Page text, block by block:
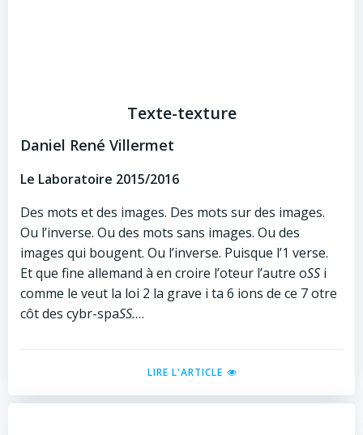
Texte-texture
Daniel René Villermet
Le Laboratoire 2015/2016
Des mots et des images. Des mots sur des images.
Ou l’inverse. Ou des mots sans images. Ou des
images qui bougent. Ou l’inverse. Puisque l’1 verse.
Et que fine allemand à en croire l’oteur l’autre oSS i
comme le veut la loi 2 la grave i ta 6 ions de ce 7 otre
côt des cybr-spaSS.…
LIRE L'ARTICLE